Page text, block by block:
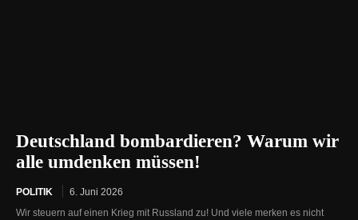
Deutschland bombardieren? Warum wir
alle umdenken müssen!
POLITIK
6. Juni 2026
Wir steuern auf einen Krieg mit Russland zu! Und viele merken es nicht